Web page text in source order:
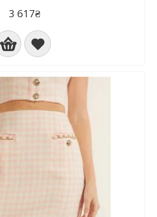
3 617₴